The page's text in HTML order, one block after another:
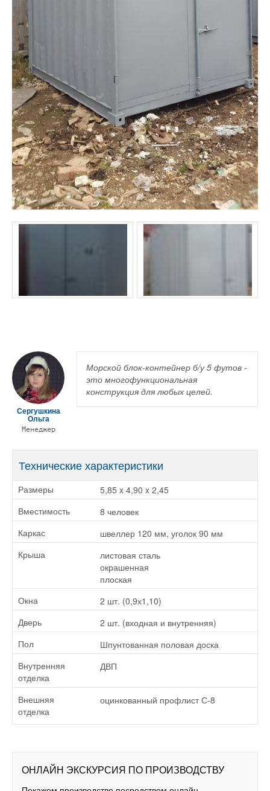
Сергушкина
Ольга
Менеджер
Морской блок-контейнер б/у 5 футов -
это многофункциональная
конструкция для любых целей.
Технические характеристики
Размеры 5,85 x 4,90 x 2,45
Вместимость 8 человек
Каркас швеллер 120 мм, уголок 90 мм
Крыша
листовая сталь
окрашенная
плоская
Окна 2 шт. (0,9х1,10)
Дверь 2 шт. (входная и внутренняя)
Пол Шпунтованная половая доска
Внутренняя
отделка
ДВП
Внешняя
отделка
оцинкованный профлист С-8
ОНЛАЙН ЭКСКУРСИЯ ПО ПРОИЗВОДСТВУ